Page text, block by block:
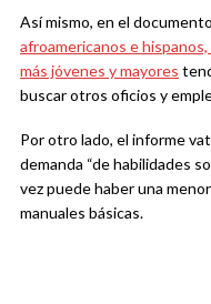
Así mismo, en el
afroamericanos e
más jóvenes y mayores
buscar otros oficios y
Por otro lado, el informe
demanda “de habilidades
vez puede haber una
manuales básicas.